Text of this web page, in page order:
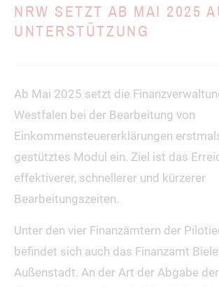
NRW SETZT AB MAI 2025
UNTERSTÜTZUNG
Ab Mai 2025 setzt die
Westfalen bei der Bearbeitung von
Einkommensteuererklärungen
gestütztes Modul ein. Ziel ist das
effektiverer, schnellerer und kürzerer
Bearbeitungszeiten.
Unter den vier Finanzämtern der
befindet sich auch das Finanzamt
Außenstadt. An der Art der Abgabe der